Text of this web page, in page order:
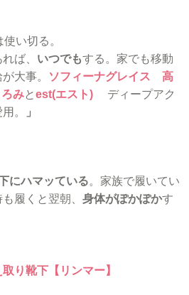
使い切る。
ば、 いつでもする。家でも移動
大事。
ソフィーナグレイス 高
みとest(エスト)
ディープアク
。 」
にハマッている。家族で履いてい
履くと翌朝、 身体がぽかぽかす
り靴下【リンマー】